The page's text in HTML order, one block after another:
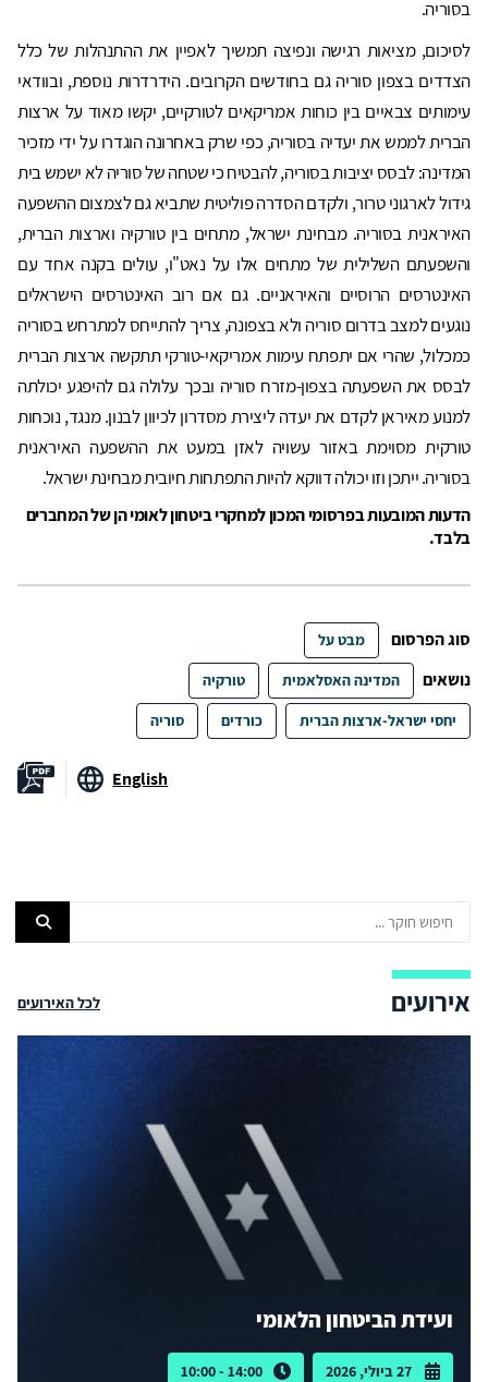
בסוריה.
לסיכום, מציאות רגישה ונפיצה תמשיך לאפיין את ההתנהלות של כלל
הצדדים בצפון סוריה גם בחודשים הקרובים. הידרדרות נוספת, ובוודאי
עימותים צבאיים בין כוחות אמריקאים לטורקיים, יקשו מאוד על ארצות
הברית לממש את יעדיה בסוריה, כפי שרק באחרונה הוגדרו על ידי מזכיר
המדינה: לבסס יציבות בסוריה, להבטיח כי שטחה של סוריה לא ישמש בית
גידול לארגוני טרור, ולקדם הסדרה פוליטית שתביא גם לצמצום ההשפעה
האיראנית בסוריה. מבחינת ישראל, מתחים בין טורקיה וארצות הברית,
והשפעתם השלילית של מתחים אלו על נאט"ו, עולים בקנה אחד עם
האינטרסים הרוסיים והאיראניים. גם אם רוב האינטרסים הישראלים
נוגעים למצב בדרום סוריה ולא בצפונה, צריך להתייחס למתרחש בסוריה
כמכלול, שהרי אם יתפתח עימות אמריקאי-טורקי תתקשה ארצות הברית
לבסס את השפעתה בצפון-מזרח סוריה ובכך עלולה גם להיפגע יכולתה
למנוע מאיראן לקדם את יעדה ליצירת מסדרון לכיוון לבנון. מנגד, נוכחות
טורקית מסוימת באזור עשויה לאזן במעט את ההשפעה האיראנית
בסוריה. ייתכן וזו יכולה דווקא להיות התפתחות חיובית מבחינת ישראל.
הדעות המובעות בפרסומי המכון למחקרי ביטחון לאומי הן של המחברים
בלבד.
סוג הפרסום מבט על
נושאים המדינה האסלאמית טורקיה
יחסי ישראל-ארצות הברית כורדים סוריה
English
אירועים לכל האירועים
ועידת הביטחון הלאומי
27 ביולי, 2026 14:00 - 10:00